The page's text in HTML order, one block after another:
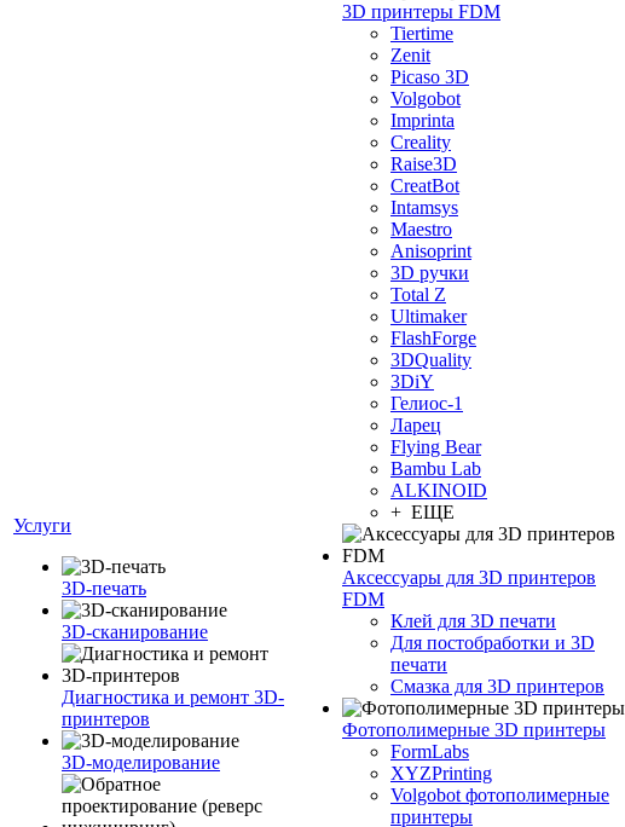
Услуги
3D-печать
3D-сканирование
Диагностика и ремонт 3D-
принтеров
3D-моделирование
3D принтеры FDM
Tiertime
Zenit
Picaso 3D
Volgobot
Imprinta
Creality
Raise3D
CreatBot
Intamsys
Maestro
Anisoprint
3D ручки
Total Z
Ultimaker
FlashForge
3DQuality
3DiY
Гелиос-1
Ларец
Flying Bear
Bambu Lab
ALKINOID
+ ЕЩЕ
Аксессуары для 3D принтеров
FDM
Клей для 3D печати
Для постобработки и 3D
печати
Смазка для 3D принтеров
Фотополимерные 3D принтеры
FormLabs
XYZPrinting
Volgobot фотополимерные
принтеры